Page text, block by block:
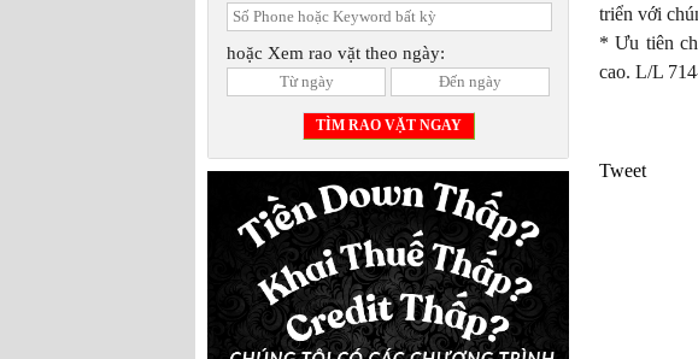
hoặc Xem rao vặt theo ngày:
triển với
* Ưu tiên
cao. L/L
Tweet